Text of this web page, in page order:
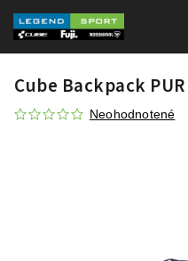
Cube Backpack
Neohodnotené